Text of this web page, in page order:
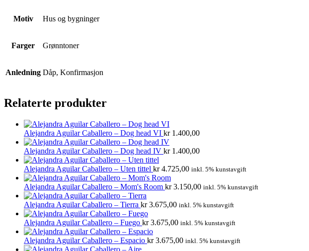
Motiv Hus og bygninger
Farger Grønntoner
Anledning Dåp, Konfirmasjon
Relaterte produkter
Alejandra Aguilar Caballero – Dog head VI kr1.400,00
Alejandra Aguilar Caballero – Dog head IV kr1.400,00
Alejandra Aguilar Caballero – Uten tittel kr4.725,00 inkl. 5% kunstavgift
Alejandra Aguilar Caballero – Mom's Room kr3.150,00 inkl. 5% kunstavgift
Alejandra Aguilar Caballero – Tierra kr3.675,00 inkl. 5% kunstavgift
Alejandra Aguilar Caballero – Fuego kr3.675,00 inkl. 5% kunstavgift
Alejandra Aguilar Caballero – Espacio kr3.675,00 inkl. 5% kunstavgift